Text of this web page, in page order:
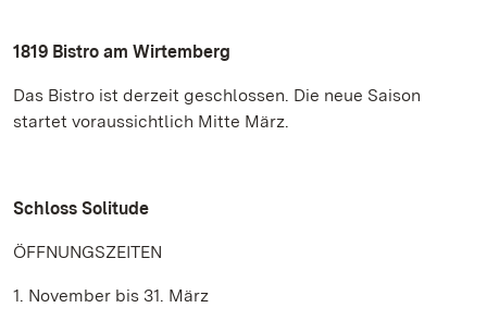
1819 Bistro am Wirtemberg
Das Bistro ist derzeit geschlossen. Die neue Saison
startet voraussichtlich Mitte März.
Schloss Solitude
ÖFFNUNGSZEITEN
1. November bis 31. März